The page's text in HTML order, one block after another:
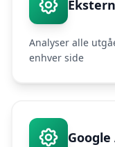
Analyser alle
enhver side